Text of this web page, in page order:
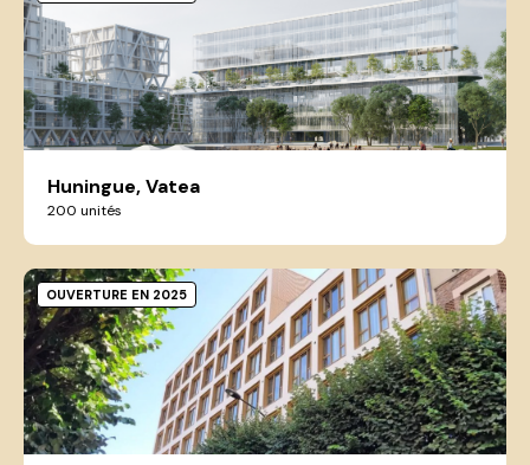
Huningue, Vatea
200 unités
OUVERTURE EN 2025